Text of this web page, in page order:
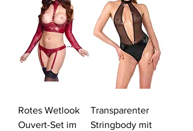
Rotes Wetlook
Ouvert-Set im
Transparenter
Stringbody mit